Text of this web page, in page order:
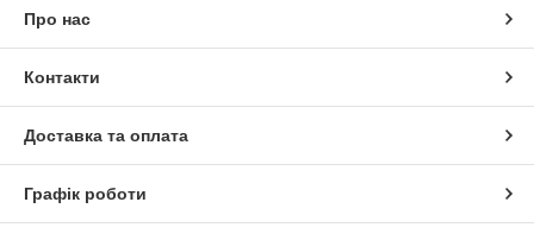
Про нас
Контакти
Доставка та оплата
Графік роботи